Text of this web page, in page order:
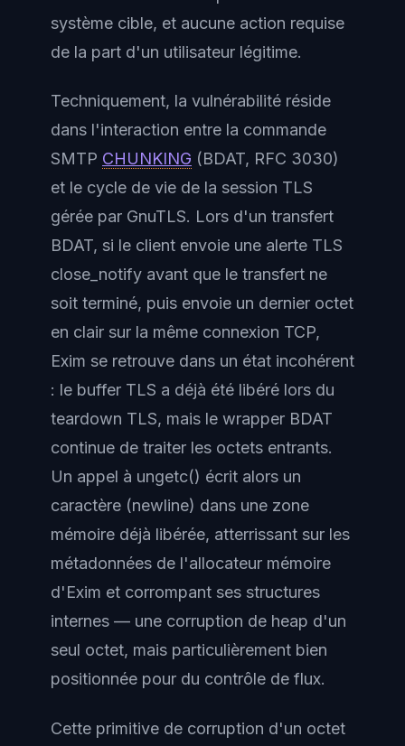
système cible, et aucune action requise
de la part d'un utilisateur légitime.
Techniquement, la vulnérabilité réside
dans l'interaction entre la commande
SMTP CHUNKING (BDAT, RFC 3030)
et le cycle de vie de la session TLS
gérée par GnuTLS. Lors d'un transfert
BDAT, si le client envoie une alerte TLS
close_notify avant que le transfert ne
soit terminé, puis envoie un dernier octet
en clair sur la même connexion TCP,
Exim se retrouve dans un état incohérent
: le buffer TLS a déjà été libéré lors du
teardown TLS, mais le wrapper BDAT
continue de traiter les octets entrants.
Un appel à ungetc() écrit alors un
caractère (newline) dans une zone
mémoire déjà libérée, atterrissant sur les
métadonnées de l'allocateur mémoire
d'Exim et corrompant ses structures
internes — une corruption de heap d'un
seul octet, mais particulièrement bien
positionnée pour du contrôle de flux.
Cette primitive de corruption d'un octet